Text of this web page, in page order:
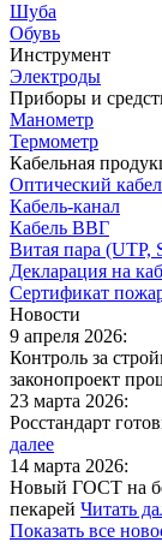
Шуба
Обувь
Инструмент
Электроды
Приборы и
Манометр
Термометр
Кабельная
Оптический
Кабель-канал
Кабель ВВГ
Витая пара (UTP,
Декларация на
Сертификат
Новости
9 апреля 2026:
Контроль за
законопроект
23 марта 2026:
Росстандарт
далее
14 марта 2026:
Новый ГОСТ на
пекарей Читать
Показать все